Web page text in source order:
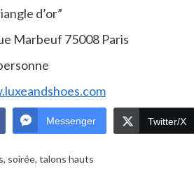
d’or”
Marbeuf 75008 Paris
Messenger Twitter/X
, soirée, talons hauts